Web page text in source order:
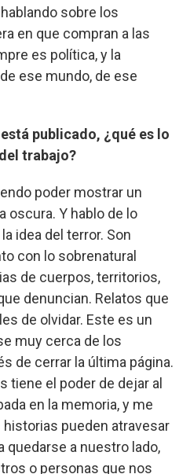
hablando sobre los
en que compran a las
es política, y la
ese mundo, de ese
publicado, ¿qué es lo
trabajo?
poder mostrar un
oscura. Y hablo de lo
idea del terror. Son
con lo sobrenatural
de cuerpos, territorios,
denuncian. Relatos que
de olvidar. Este es un
muy cerca de los
de cerrar la última página.
tiene el poder de dejar al
en la memoria, y me
pueden atravesar
quedarse a nuestro lado,
o personas que nos